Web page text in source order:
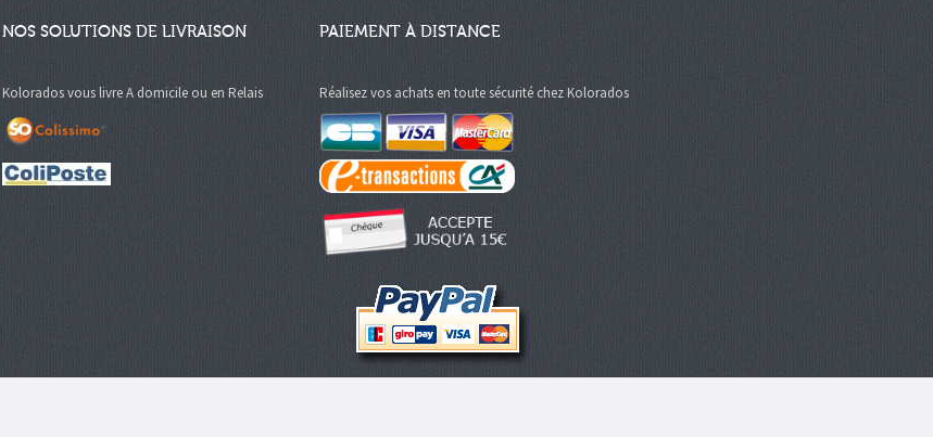
NOS SOLUTIONS DE LIVRAISON
Kolorados vous livre A domicile ou en Relais
PAIEMENT À DISTANCE
Réalisez vos achats en toute sécurité chez Kolorados